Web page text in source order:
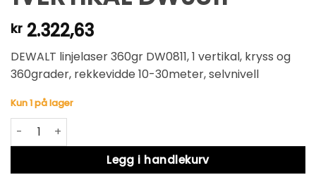
kr 2.322,63
DEWALT linjelaser 360gr DW0811, 1 vertikal, kryss og
360grader, rekkevidde 10-30meter, selvnivell
Kun 1 på lager
LINJELASER 360° 1VERTIKAL DW0811 antall
Legg i handlekurv
Alternative: